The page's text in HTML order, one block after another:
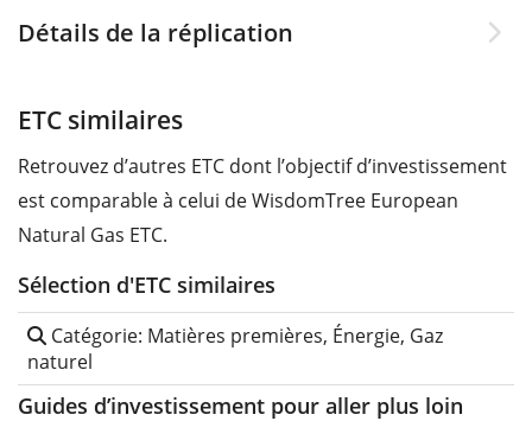
Détails de la réplication
ETC similaires
Retrouvez d’autres ETC dont l’objectif d’investissement
est comparable à celui de WisdomTree European
Natural Gas ETC.
Sélection d'ETC similaires
Catégorie: Matières premières, Énergie, Gaz
naturel
Guides d’investissement pour aller plus loin